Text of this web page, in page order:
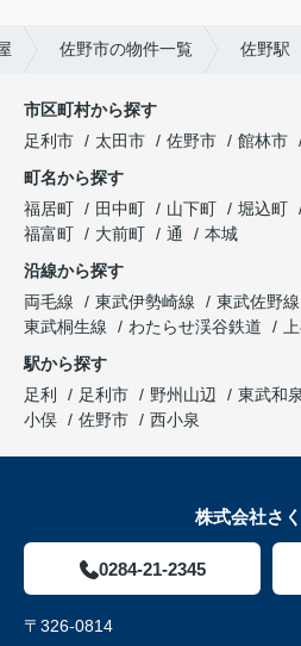
佐野市の物件一覧 佐野駅
市区町村から探す
足利市
太田市 佐野市 館林市
町名から探す
福居町
田中町 山下町 堀込町
福富町
大前町 通
本城
沿線から探す
両毛線
東武伊勢崎線 東武佐野線
東武桐生線
わたらせ渓谷鉄道
駅から探す
足利
足利市 野州山辺 東武和泉
小俣
佐野市 西小泉
株式会社さ
0284-21-2345
〒326-0814